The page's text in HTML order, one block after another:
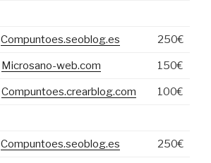
Compuntoes.seoblog.es 250€
Microsano-web.com 150€
Compuntoes.crearblog.com 100€
Compuntoes.seoblog.es 250€